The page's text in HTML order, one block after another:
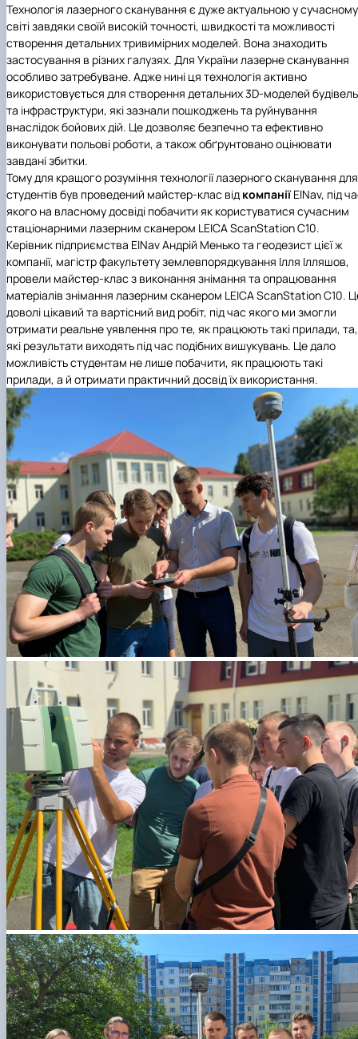
Технологія лазерного сканування є дуже актуальною у сучасному
світі завдяки своїй високій точності, швидкості та можливості
створення детальних тривимірних моделей. Вона знаходить
застосування в різних галузях. Для України лазерне сканування
особливо затребуване. Адже нині ця технологія активно
використовується для створення детальних 3D-моделей будівель
та інфраструктури, які зазнали пошкоджень та руйнування
внаслідок бойових дій. Це дозволяє безпечно та ефективно
виконувати польові роботи, а також обґрунтовано оцінювати
завдані збитки.
Тому для кращого розуміння технології лазерного сканування для
студентів був проведений майстер-клас від компаніїElNav, під
якого на власному досвіді побачити як користуватися сучасним
стаціонарними лазерним сканером LEICA ScanStation C10.
Керівник підприємства ElNav Андрій Менько та геодезист цієї ж
компанії, магістр факультету землевпорядкування Ілля Ілляшов,
провели майстер-клас з виконання знімання та опрацювання
матеріалів знімання лазерним сканером LEICA ScanStation C10.
доволі цікавий та вартісний вид робіт, під час якого ми змогли
отримати реальне уявлення про те, як працюють такі прилади, та,
які результати виходять під час подібних вишукувань. Це дало
можливість студентам не лише побачити, як працюють такі
прилади, а й отримати практичний досвід їх використання.